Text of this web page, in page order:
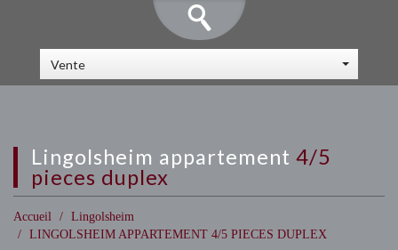
Vente
lingolsheim appartement 4/5
pieces duplex
Accueil
Lingolsheim
LINGOLSHEIM APPARTEMENT 4/5 PIECES DUPLEX